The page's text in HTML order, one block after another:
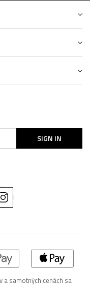
SIGN IN
samotných cenách sa